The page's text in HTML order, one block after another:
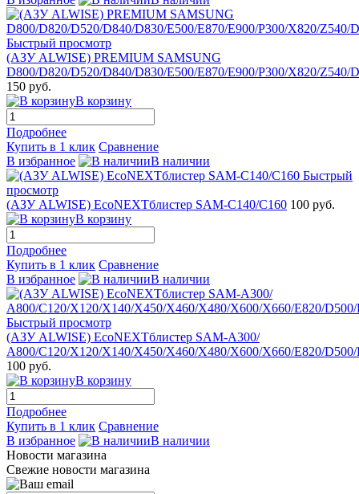
Быстрый просмотр
(АЗУ ALWISE) PREMIUM SAMSUNG
D800/D820/D520/D840/D830/E500/E870/E900/P300/X820/Z540/
150 руб.
В корзину
Подробнее
Купить в 1 клик Сравнение
В избранное
В наличии
Быстрый
просмотр
(АЗУ ALWISE) EcoNEXTблистер SAM-C140/C160 100 руб.
В корзину
Подробнее
Купить в 1 клик Сравнение
В избранное
В наличии
Быстрый просмотр
(АЗУ ALWISE) EcoNEXTблистер SAM-A300/
А800/C120/X120/X140/X450/X460/X480/X600/X660/E820/
100 руб.
В корзину
Подробнее
Купить в 1 клик Сравнение
В избранное
В наличии
Новости магазина
Свежие новости магазина